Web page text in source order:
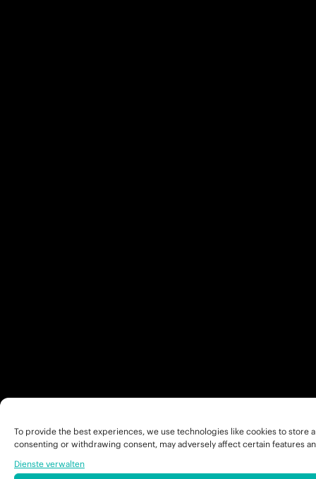
To provide the best experiences, we use technologies like cookies to
consenting or withdrawing consent, may adversely affect certain features
Dienste verwalten